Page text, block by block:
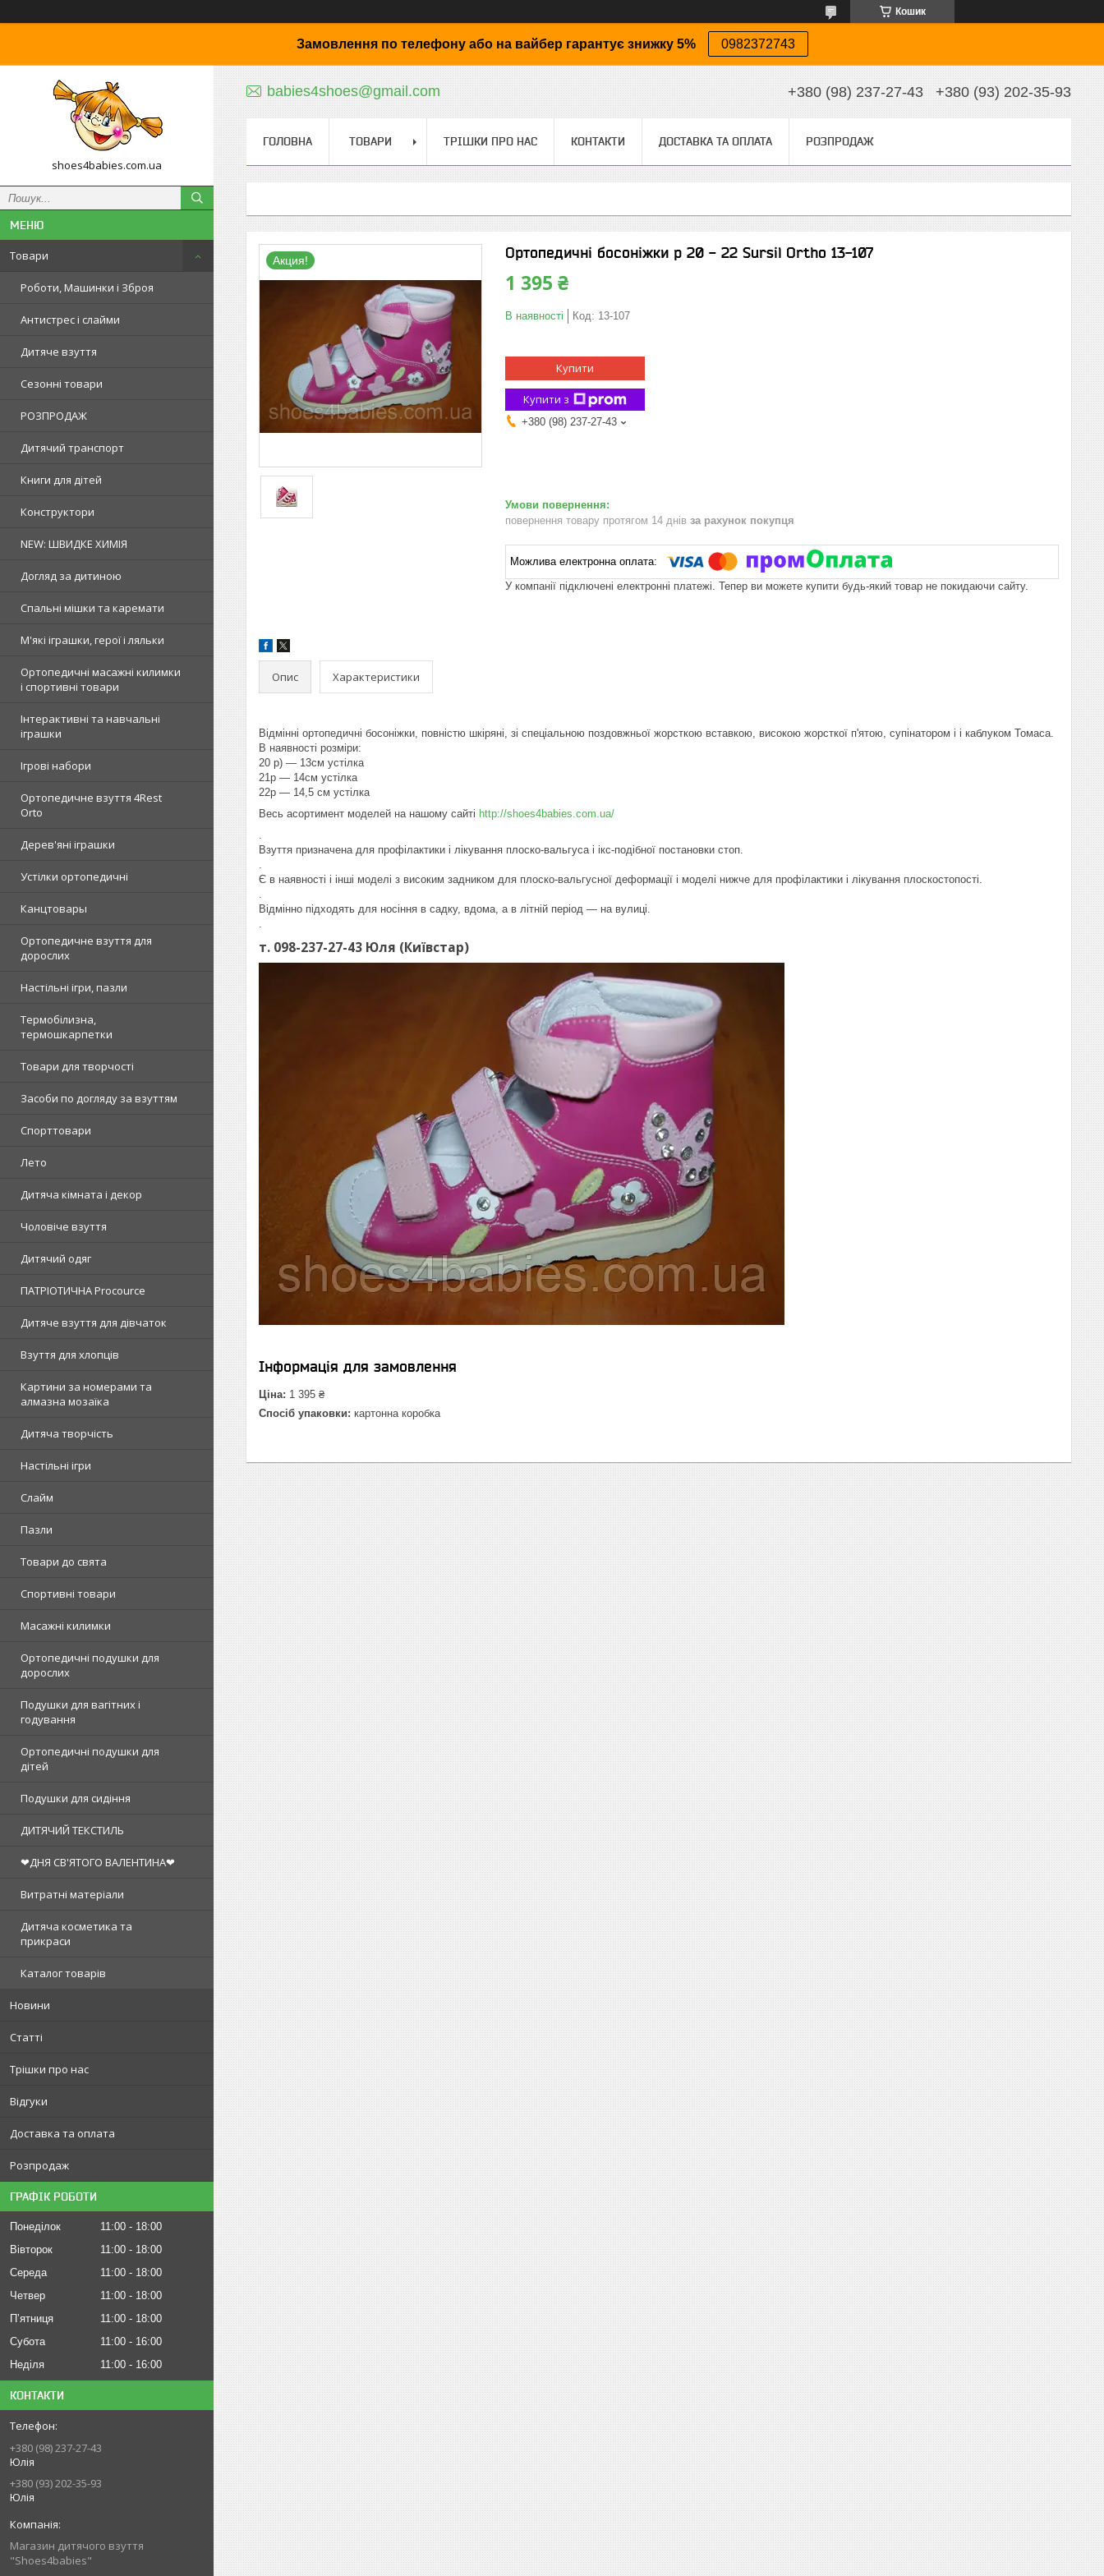
Кошик
Замовлення по телефону або на вайбер гарантує знижку 5% 0982372743
shoes4babies.com.ua
Товари
Роботи, Машинки і Зброя
Антистрес і слайми
Дитяче взуття
Сезонні товари
РОЗПРОДАЖ
Дитячий транспорт
Книги для дітей
Конструктори
NEW: ШВИДКЕ ХИМІЯ
Догляд за дитиною
Спальні мішки та каремати
М'які іграшки, герої і ляльки
Ортопедичні масажні килимки
і спортивні товари
Інтерактивні та навчальні
іграшки
Ігрові набори
Ортопедичне взуття 4Rest
Orto
Дерев'яні іграшки
Устілки ортопедичні
Канцтовары
Ортопедичне взуття для
дорослих
Настільні ігри, пазли
Термобілизна,
термошкарпетки
Товари для творчості
Засоби по догляду за взуттям
Спорттовари
Лето
Дитяча кімната і декор
Чоловіче взуття
Дитячий одяг
ПАТРІОТИЧНА Procource
Дитяче взуття для дівчаток
Взуття для хлопців
Картини за номерами та
алмазна мозаїка
Дитяча творчість
Настільні ігри
Слайм
Пазли
Товари до свята
Спортивні товари
Масажні килимки
Ортопедичні подушки для
дорослих
Подушки для вагітних і
годування
Ортопедичні подушки для
дітей
Подушки для сидіння
ДИТЯЧИЙ ТЕКСТИЛЬ
❤ДНЯ СВ'ЯТОГО ВАЛЕНТИНА❤
Витратні матеріали
Дитяча косметика та
прикраси
Каталог товарів
Новини
Статті
Трішки про нас
Відгуки
Доставка та оплата
Розпродаж
ГРАФІК РОБОТИ
Понеділок 11:00
18:00
Вівторок
11:00
18:00
Середа
11:00
18:00
Четвер
11:00
18:00
Пʼятниця
11:00
18:00
Субота
11:00
16:00
Неділя
11:00 16:00
КОНТАКТИ
+380 (98) 237-27-43
Юлія
+380 (93) 202-35-93
Юлія
Магазин дитячого взуття
"Shoes4babies"
babies4shoes@gmail.com +380 (98) 237-27-43 +380 (93) 202-35-93
ГОЛОВНА ТОВАРИ ТРІШКИ ПРО НАС КОНТАКТИ ДОСТАВКА ТА ОПЛАТА РОЗПРОДАЖ
Акция! Ортопедичні босоніжки р 20 - 22 Sursil Ortho 13-107
1 395 ₴
В наявності Код: 13-107
Купити
Купити з
+380 (98) 237-27-43
повернення товару протягом 14 днів за рахунок покупця
У компанії підключені електронні платежі. Тепер ви можете купити будь-який товар не покидаючи сайту.
Опис Характеристики
Відмінні ортопедичні босоніжки, повністю шкіряні, зі спеціальною поздовжньої жорсткою вставкою, високою жорсткої п'ятою, супінатором і і каблуком Томаса.
В наявності розміри:
20 р) ― 13см устілка
21р ― 14см устілка
22р ― 14,5 см устілка
Весь асортимент моделей на нашому сайті http://shoes4babies.com.ua/
.
Взуття призначена для профілактики і лікування плоско-вальгуса і ікс-подібної постановки стоп.
.
Є в наявності і інші моделі з високим задником для плоско-вальгусної деформації і моделі нижче для профілактики і лікування плоскостопості.
.
Відмінно підходять для носіння в садку, вдома, а в літній період ― на вулиці.
.
т. 098-237-27-43 Юля (Київстар)
Інформація для замовлення
Ціна: 1 395 ₴
Спосіб упаковки: картонна коробка